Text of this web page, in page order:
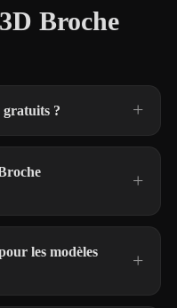
Broche
gratuits ?
les modèles